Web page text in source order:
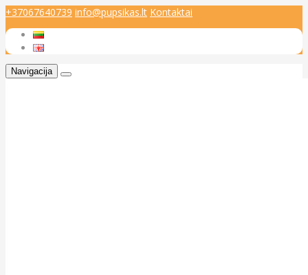
+37067640739 info@pupsikas.lt Kontaktai
Navigacija